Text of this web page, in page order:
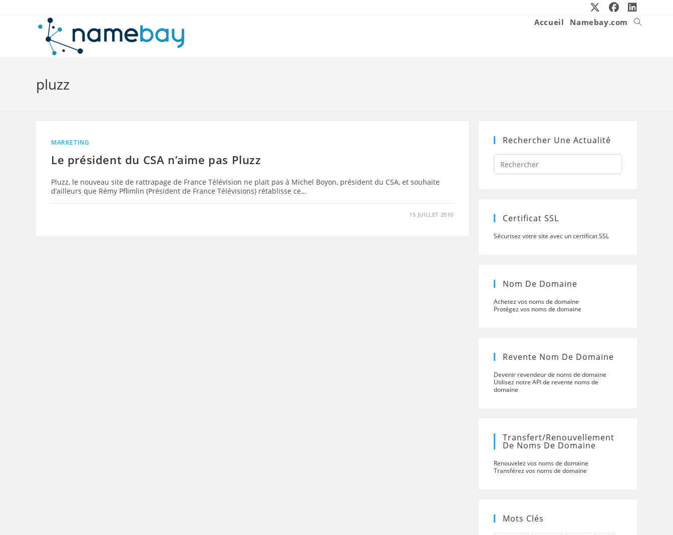
Accueil Namebay.com
Toggle
pluzz
MARKETING
Le président du CSA n’aime pas Pluzz
Pluzz, le nouveau site de rattrapage de France Télévision ne plait pas à Michel Boyon, président du CSA, et souhaite
d’ailleurs que Rémy Pflimlin (Président de France Télévisions) rétablisse ce…
15 JUILLET 2010
Rechercher Une Actualité
Press
to
Certificat SSL
Sécurisez votre site avec un certificat SSL
Nom De Domaine
Achetez vos noms de domaine
Protégez vos noms de domaine
Revente Nom De Domaine
Devenir revendeur de noms de domaine
Utilisez notre API de revente noms de
domaine
Transfert/renouvellement
De Noms De Domaine
Renouvelez vos noms de domaine
Transférez vos noms de domaine
Mots Clés